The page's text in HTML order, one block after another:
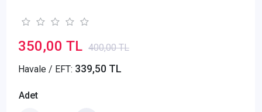
350,00 TL 400,00 TL
Havale / EFT: 339,50 TL
Adet